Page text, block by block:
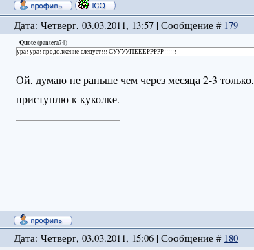
Дата: Четверг, 03.03.2011, 13:57 | Сообщение # 179
Quote(pantera74)
ура! ура! продолжение следует!!! СУУУУПЕЕЕРРРРР!!!!!!
Ой, думаю не раньше чем через месяца 2-3
приступлю к куколке.
Дата: Четверг, 03.03.2011, 15:06 | Сообщение # 180